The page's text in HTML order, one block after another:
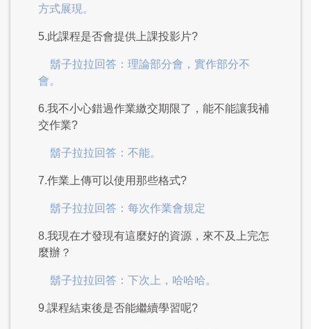
方式展現。
5.此課程是否會提供上課投影片?
鬍子拉拉回答：理論部分會，實作部分不
會。
6.我不小心錯過作業繳交期限了，能不能讓我補
交作業?
鬍子拉拉回答：不能。
7.作業上傳可以使用那些格式?
鬍子拉拉回答：每次作業會規定
8.我現在才發現有這麼好的資源，來不及上完怎
麼辦？
鬍子拉拉回答：下次上，哈哈哈。
9.課程結束後是否能繼續學習呢?